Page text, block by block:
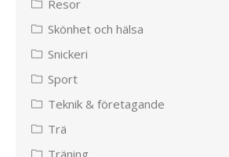
Resor
Skönhet och hälsa
Snickeri
Sport
Teknik & företagande
Trä
Träning